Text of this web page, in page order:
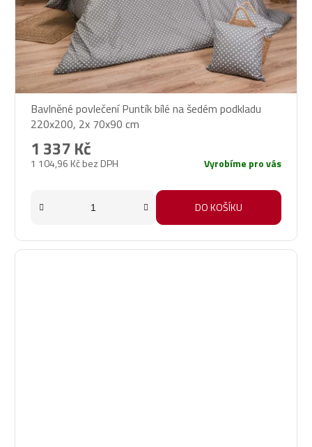
Bavlněné povlečení Puntík bílé na šedém podkladu
220x200, 2x 70x90 cm
1 104,96 Kč bez DPH
1 337 Kč
Vyrobíme pro vás
DO KOŠÍKU